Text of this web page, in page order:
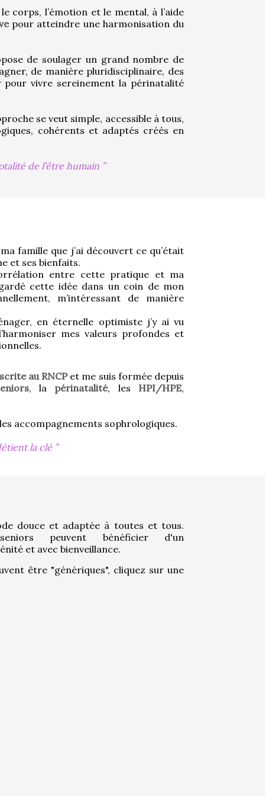
corps, l’émotion et le mental, à l’aide
pour atteindre une harmonisation du
de soulager un grand nombre de
de manière pluridisciplinaire, des
se veut simple, accessible à tous,
cohérents et adaptés créés en
de l’être humain
famille que j’ai découvert ce qu’était
et ses bienfaits.
entre cette pratique et ma
cette idée dans un coin de mon
m’intéressant de manière
en éternelle optimiste j’y ai vu
mes valeurs profondes et
au RNCP et me suis formée depuis
, la périnatalité, les HPI/HPE,
accompagnements sophrologiques.
la clé
douce et adaptée à toutes et tous.
peuvent bénéficier d'un
et avec bienveillance.
être "génériques", cliquez sur une